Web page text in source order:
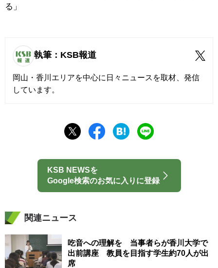
る」
執筆：KSB報道
岡山・香川エリアを中心に日々ニュースを取材、発信
しています。
KSB NEWSを
Google検索のお気に入りに登録
関連ニュース
吃音への理解を 当事者らが香川大学で
出前講座 教員を目指す学生約70人が出
席